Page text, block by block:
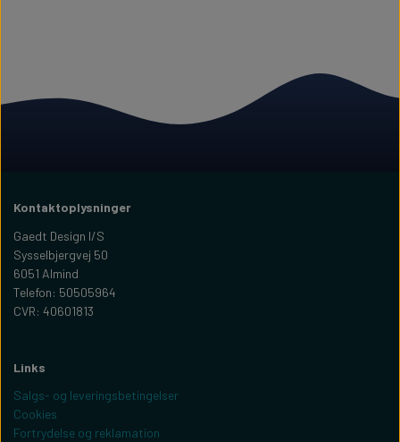
Kontaktoplysninger
Gaedt Design I/S
Sysselbjergvej 50
6051 Almind
Telefon: 50505964
CVR: 40601813
Links
Salgs- og leveringsbetingelser
Cookies
Fortrydelse og reklamation